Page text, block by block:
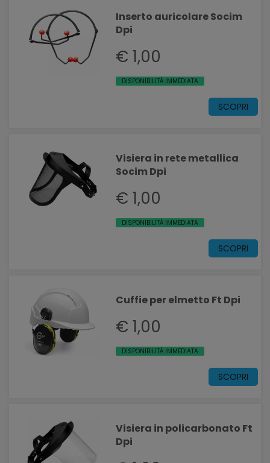
Inserto auricolare Socim
Dpi
€ 1,00
DISPONIBILITÀ IMMEDIATA
SCOPRI
Visiera in rete metallica
Socim Dpi
€ 1,00
DISPONIBILITÀ IMMEDIATA
SCOPRI
Cuffie per elmetto Ft Dpi
€ 1,00
DISPONIBILITÀ IMMEDIATA
SCOPRI
Visiera in policarbonato Ft
Dpi